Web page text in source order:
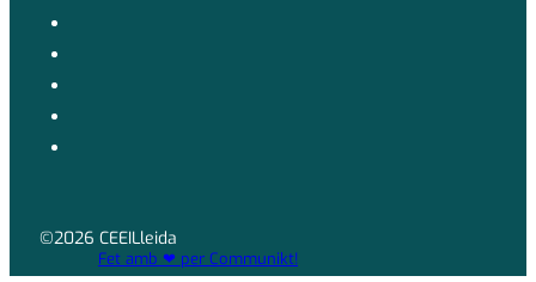
©2026 CEEILleida
Fet amb ❤ per Communikt!